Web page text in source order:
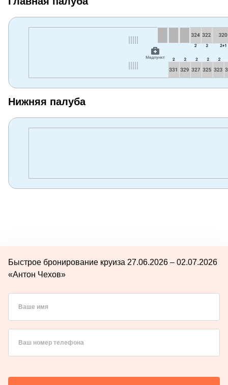
Нижняя палуба
Быстрое бронирование круиза 27.06.2026 – 02.07.2026
«Антон Чехов»
Ваше имя
Ваш номер телефона